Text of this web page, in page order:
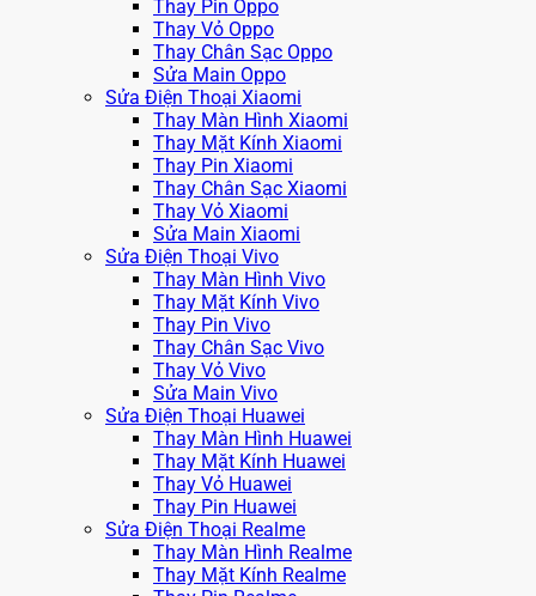
Thay Pin Oppo
Thay Vỏ Oppo
Thay Chân Sạc Oppo
Sửa Main Oppo
Sửa Điện Thoại Xiaomi
Thay Màn Hình Xiaomi
Thay Mặt Kính Xiaomi
Thay Pin Xiaomi
Thay Chân Sạc Xiaomi
Thay Vỏ Xiaomi
Sửa Main Xiaomi
Sửa Điện Thoại Vivo
Thay Màn Hình Vivo
Thay Mặt Kính Vivo
Thay Pin Vivo
Thay Chân Sạc Vivo
Thay Vỏ Vivo
Sửa Main Vivo
Sửa Điện Thoại Huawei
Thay Màn Hình Huawei
Thay Mặt Kính Huawei
Thay Vỏ Huawei
Thay Pin Huawei
Sửa Điện Thoại Realme
Thay Màn Hình Realme
Thay Mặt Kính Realme